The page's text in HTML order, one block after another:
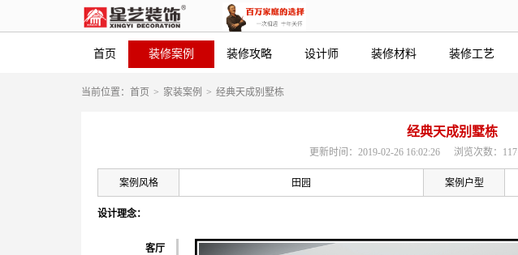
首页 装修案例 装修攻略 设计师 装修材料 装修工艺
当前位置： 首页 > 家装案例 > 经典天成别墅栋
经典天成别墅栋
更新时间：2019-02-26 16:02:26 浏览次数：117
案例风格 田园 案例户型
设计理念：
客厅